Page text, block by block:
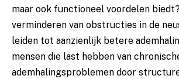
maar ook functioneel voordelen
verminderen van obstructies in de
leiden tot aanzienlijk betere
mensen die last hebben van
ademhalingsproblemen door